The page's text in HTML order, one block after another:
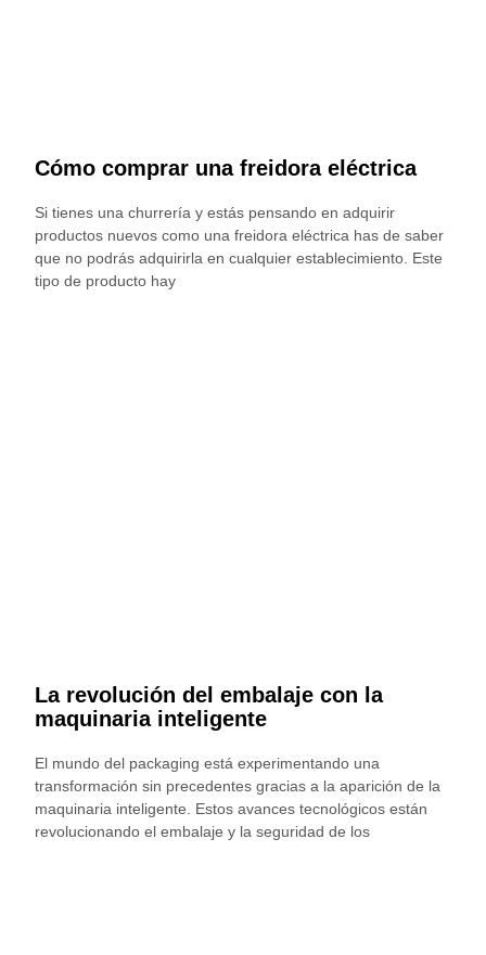
Cómo comprar una freidora eléctrica
Si tienes una churrería y estás pensando en adquirir
productos nuevos como una freidora eléctrica has de saber
que no podrás adquirirla en cualquier establecimiento. Este
tipo de producto hay
La revolución del embalaje con la
maquinaria inteligente
El mundo del packaging está experimentando una
transformación sin precedentes gracias a la aparición de la
maquinaria inteligente. Estos avances tecnológicos están
revolucionando el embalaje y la seguridad de los